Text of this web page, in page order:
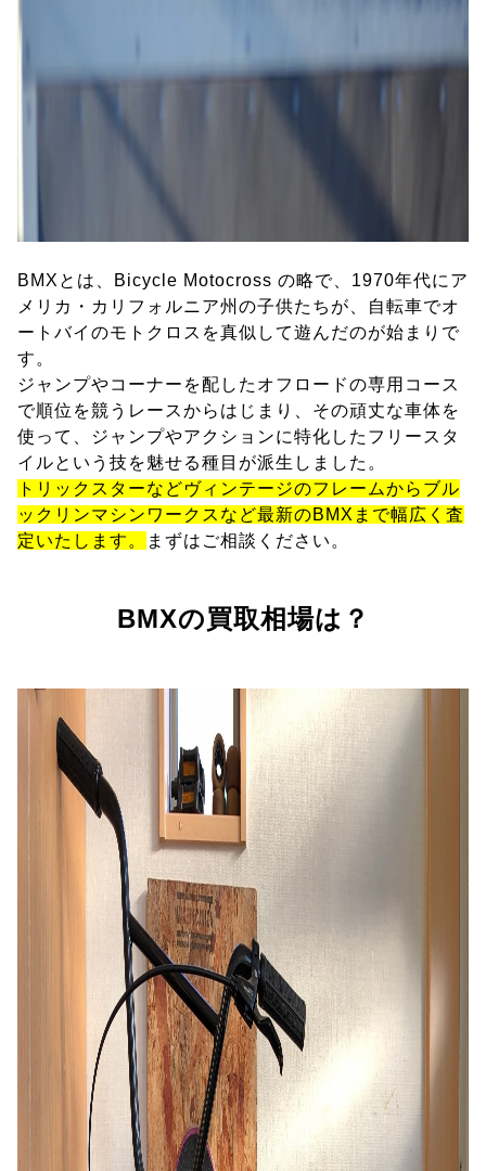
BMXとは、Bicycle Motocross の略で、1970年代にア
メリカ・カリフォルニア州の子供たちが、自転車でオ
ートバイのモトクロスを真似して遊んだのが始まりで
す。
ジャンプやコーナーを配したオフロードの専用コース
で順位を競うレースからはじまり、その頑丈な車体を
使って、ジャンプやアクションに特化したフリースタ
イルという技を魅せる種目が派生しました。
トリックスターなどヴィンテージのフレームからブル
ックリンマシンワークスなど最新のBMXまで幅広く査
定いたします。
まずはご相談ください。
BMXの買取相場は？